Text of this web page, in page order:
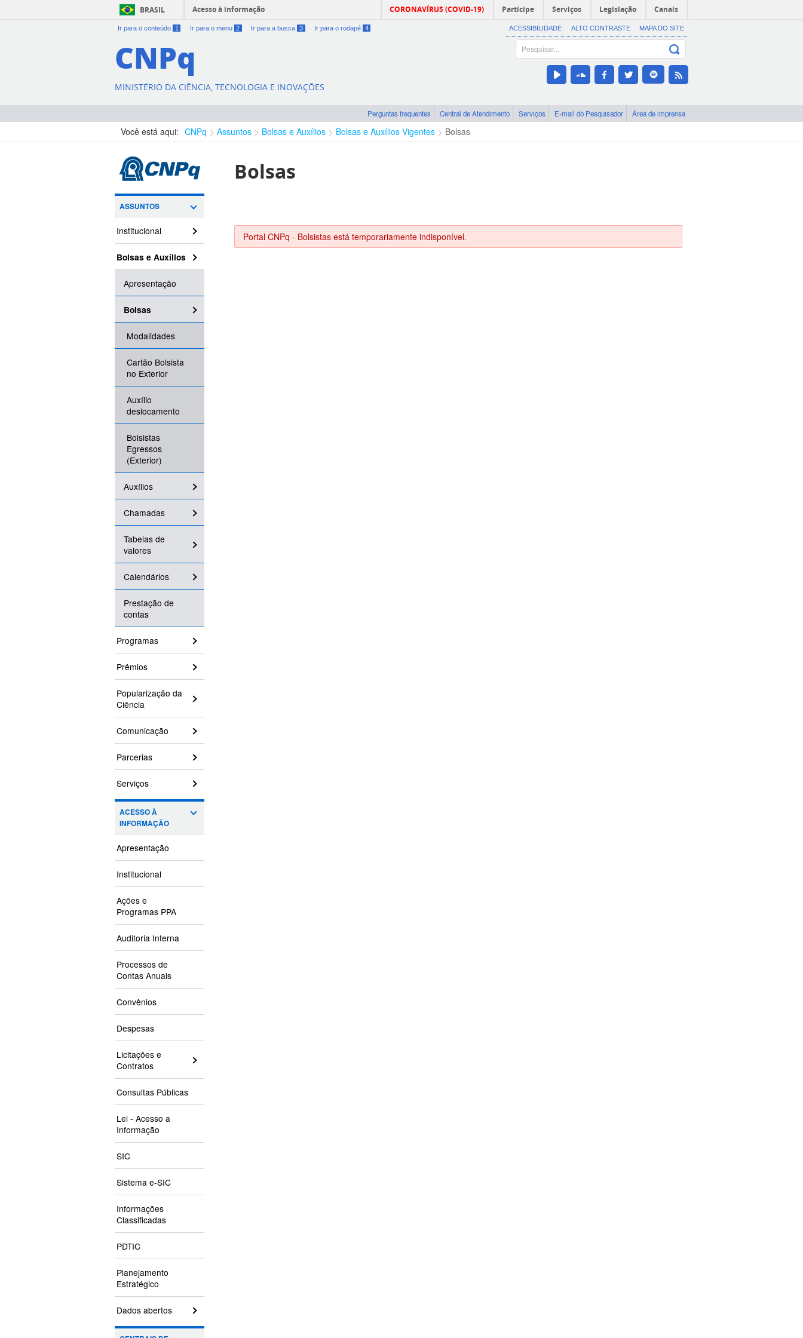
BRASIL Acesso à informação CORONAVÍRUS (COVID-19) Participe Serviços Legislação Canais
Ir para o conteúdo 1 Ir para o menu 2 Ir para a busca 3 Ir para o rodapé 4 ACESSIBILIDADE ALTO CONTRASTE MAPA DO SITE
CNPq
MINISTÉRIO DA CIÊNCIA, TECNOLOGIA E INOVAÇÕES
Perguntas frequentes Central de Atendimento Serviços E-mail do Pesquisador Área de imprensa
Você está aqui: CNPq Assuntos Bolsas e Auxílios Bolsas e Auxílios Vigentes Bolsas
ASSUNTOS
Institucional
Bolsas e Auxílios
Apresentação
Bolsas
Modalidades
Cartão Bolsista
no Exterior
Auxílio
deslocamento
Bolsistas
Egressos
(Exterior)
Auxílios
Chamadas
Tabelas de
valores
Calendários
Prestação de
contas
Programas
Prêmios
Popularização da
Ciência
Comunicação
Parcerias
Serviços
ACESSO À
INFORMAÇÃO
Apresentação
Institucional
Ações e
Programas PPA
Auditoria Interna
Processos de
Contas Anuais
Convênios
Despesas
Licitações e
Contratos
Consultas Públicas
Lei - Acesso a
Informação
SIC
Sistema e-SIC
Informações
Classificadas
PDTIC
Planejamento
Estratégico
Dados abertos
Bolsas
Portal CNPq - Bolsistas está temporariamente indisponível.